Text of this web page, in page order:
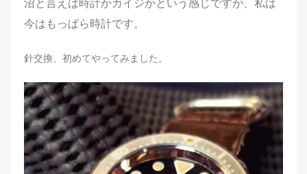
沼と言えば時計かカイジかという感じですが、私は
今はもっぱら時計です。
針交換、初めてやってみました。